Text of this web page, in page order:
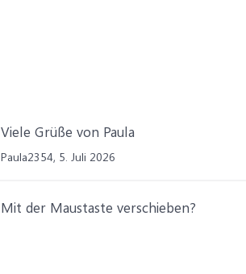
Viele Grüße von Paula
Paula2354, 5. Juli 2026
Mit der Maustaste verschieben?